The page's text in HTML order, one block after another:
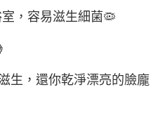
，容易滋生細菌🦠
生，還你乾淨漂亮的臉龐